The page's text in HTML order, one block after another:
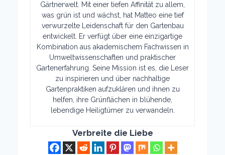
Gärtnerwelt. Mit einer tiefen Affinität zu allem,
was grün ist und wächst, hat Matteo eine tief
verwurzelte Leidenschaft für den Gartenbau
entwickelt. Er verfügt über eine einzigartige
Kombination aus akademischem Fachwissen in
Umweltwissenschaften und praktischer
Gartenerfahrung. Seine Mission ist es, die Leser
zu inspirieren und über nachhaltige
Gartenpraktiken aufzuklären und ihnen zu
helfen, ihre Grünflächen in blühende,
lebendige Heiligtümer zu verwandeln.
Verbreite die Liebe